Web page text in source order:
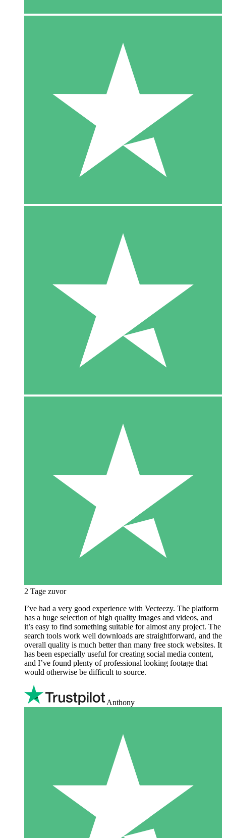
2 Tage zuvor
I’ve had a very good experience with Vecteezy. The platform
has a huge selection of high quality images and videos, and
it’s easy to find something suitable for almost any project. The
search tools work well downloads are straightforward, and the
overall quality is much better than many free stock websites. It
has been especially useful for creating social media content,
and I’ve found plenty of professional looking footage that
would otherwise be difficult to source.
Anthony